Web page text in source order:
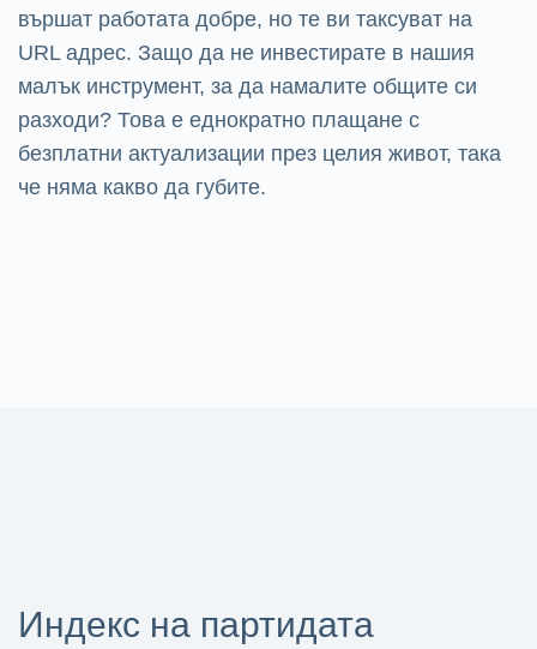
вършат работата добре, но те ви таксуват на
URL адрес. Защо да не инвестирате в нашия
малък инструмент, за да намалите общите си
разходи? Това е еднократно плащане с
безплатни актуализации през целия живот, така
че няма какво да губите.
Индекс на партидата